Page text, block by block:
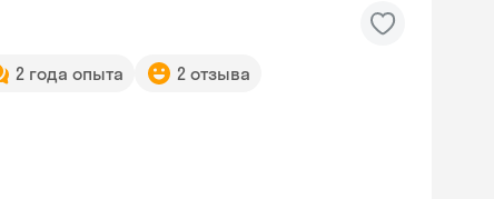
2 года опыта 2 отзыва